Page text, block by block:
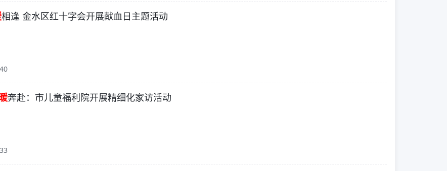
相逢 金水区红十字会开展献血日主题活动
奔赴：市儿童福利院开展精细化家访活动